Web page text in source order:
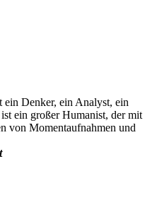
ein Denker, ein Analyst, ein
ein großer Humanist, der mit
von Momentaufnahmen und